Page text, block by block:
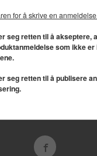
for å skrive en anmeldelse.
seg retten til å akseptere,
som ikke er
seg retten til å publisere